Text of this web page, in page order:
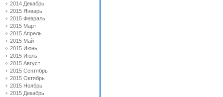
2014 Декабрь
2015 Январь
2015 Февраль
2015 Март
2015 Апрель
2015 Май
2015 Июнь
2015 Июль
2015 Август
2015 Сентябрь
2015 Октябрь
2015 Ноябрь
2015 Декабрь